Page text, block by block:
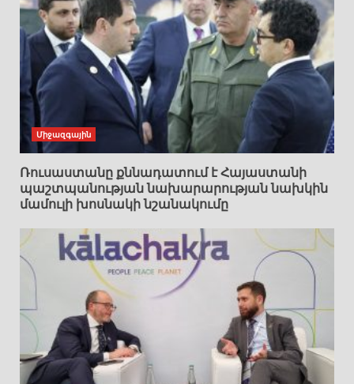
Միջազգային
Ռուսաստանը քննադատում է Հայաստանի
պաշտպանության նախարարության նախկին
մամուլի խոսնակի նշանակումը